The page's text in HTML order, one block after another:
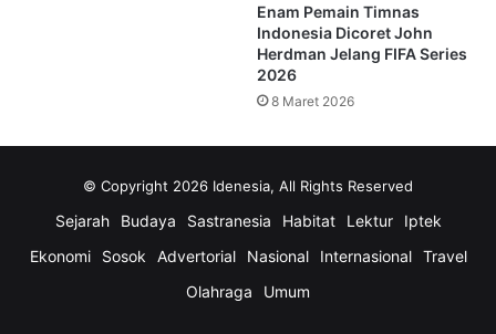
Perebutan Pemain Pria Terbaik Dunia
Selain Puskas Award, FIFA juga akan mengumumkan
pemenang kategori pemain pria terbaik. Sebanyak 11
Dembele menjadi salah satu kandidat kuat setelah sukses
membawa Paris Saint-Germain meraih treble musim lalu.
2025.
PSG mendominasi daftar nominasi dengan empat pemain,
Enam Pemain Timnas
Indonesia Dicoret John
Herdman Jelang FIFA Series
2026
8 Maret 2026
© Copyright 2026 Idenesia, All Rights Reserved
Sejarah Budaya Sastranesia Habitat Lektur
Iptek
Ekonomi
Sosok Advertorial Nasional Internasional
Travel
Olahraga
Umum